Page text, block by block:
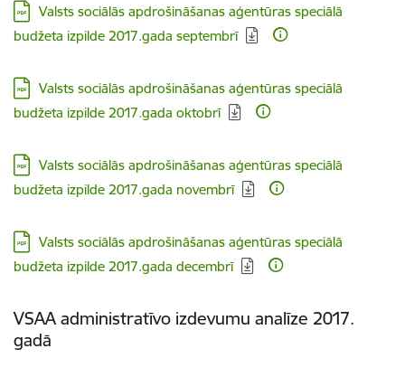
Lejupielādēt:
Valsts sociālās apdrošināšanas aģentūras speciālā
budžeta izpilde 2017.gada septembrī
Lejupielādēt:
Valsts sociālās apdrošināšanas aģentūras speciālā
budžeta izpilde 2017.gada oktobrī
Lejupielādēt:
Valsts sociālās apdrošināšanas aģentūras speciālā
budžeta izpilde 2017.gada novembrī
Lejupielādēt:
Valsts sociālās apdrošināšanas aģentūras speciālā
budžeta izpilde 2017.gada decembrī
VSAA administratīvo izdevumu analīze 2017.
gadā